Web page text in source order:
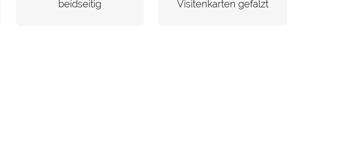
beidseitig Visitenkarten gefalzt